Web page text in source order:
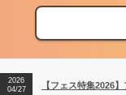
【フェス特集2026
【ライブ動員ランキ
2026
04/27
【フェス特集2026